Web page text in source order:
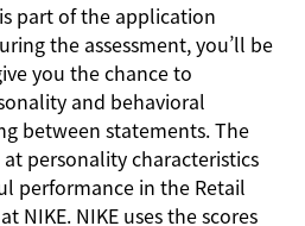
part of the application
the assessment, you’ll be
you the chance to
and behavioral
between statements. The
personality characteristics
performance in the Retail
NIKE. NIKE uses the scores